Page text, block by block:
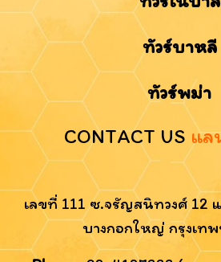
ทัวร์บาหลี
ทัวร์พม่า
CONTACT US แล
เลขที่ 111 ซ.จรัญสนิทวงศ์ 12
บางกอกใหญ่ กรุงเท